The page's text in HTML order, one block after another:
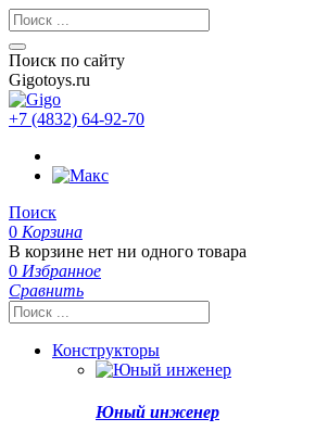
Поиск по сайту
Gigotoys.ru
+7 (4832) 64-92-70
Поиск
0 Корзина
В корзине нет ни одного товара
0 Избранное
Сравнить
Конструкторы
Юный инженер